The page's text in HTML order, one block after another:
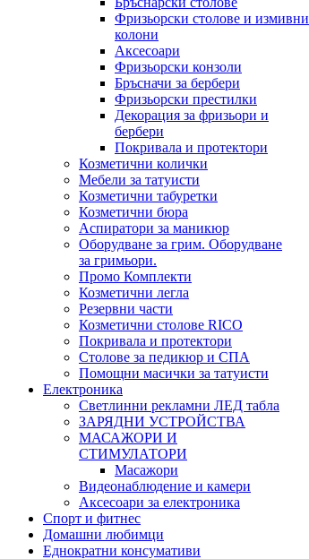
Фризьорски столове и измивни
колони
Аксесоари
Фризьорски конзоли
Бръсначи за бербери
Фризьорски престилки
Декорация за фризьори и
бербери
Покривала и протектори
Козметични колички
Мебели за татуисти
Козметични табуретки
Козметични бюра
Аспиратори за маникюр
Оборудване за грим. Оборудване
за гримьори.
Промо Комплекти
Козметични легла
Резервни части
Козметични столове RICO
Покривала и протектори
Столове за педикюр и СПА
Помощни масички за татуисти
Електроника
Светлинни рекламни ЛЕД табла
ЗАРЯДНИ УСТРОЙСТВА
МАСАЖОРИ И
СТИМУЛАТОРИ
Масажори
Видеонаблюдение и камери
Аксесоари за електроника
Спорт и фитнес
Домашни любимци
Еднократни консумативи